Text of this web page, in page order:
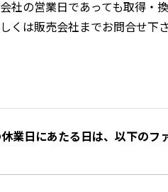
社の営業日であっても取得
くは販売会社までお問合せ下さ
日にあたる日は、以下のフ